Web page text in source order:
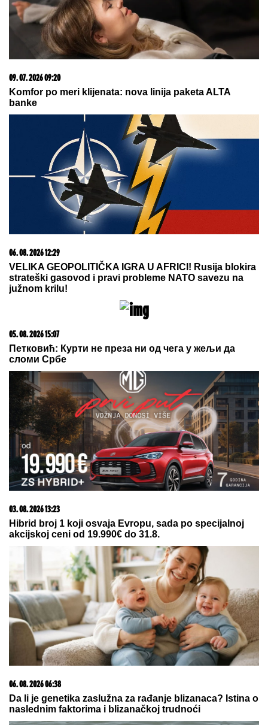
OGLASIO SE SLOBA RADANOVIĆ NAKON NAPADA
U BUDVIOtkrio šta se desilo sa taksistom: "Možda
SRBI "PALI" U ŠPANIJI!
jurili u ukradenim limuzinama, izneli
sef iz banke, pa dolijali u MEGA-
AKCIJI policije: Ojadili 9 provincija
za desetine hiljada evra!
EKSKLUZIVNI PAPARACO BRENE
SA NOVOM SNAJKOM!
ih u prestižnom hotelu u Crnoj Gori:
Viktorova devojka bez šminke
(VIDEO)
ŠOK! PEVAČICA PRETUKLA TAKSISTUSad prvi put
otkrila detalje: "Nisam htela da platim, prebila sam
ga"
BILA U KREVETUNaša pevačica
pokazala kako prima INFUZIJU, pa
otkrila u kakvom je trenutno stanju -
ovih dana prodaje i kuću
(FOTO) BELI LJILJANI I BELI
KOVČEG ZA UBIJENU LJUDMILU
Porodica ispratila Ruskinju koju je
ugušio turski državljanin u Borči:
Sveštenik držao opelo na Lešću